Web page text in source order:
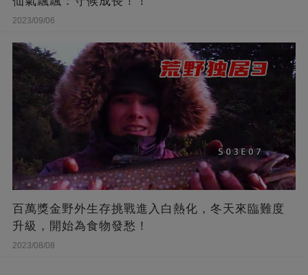
2023/09/06
百萬獎金野外生存挑戰進入白熱化，冬天來臨難度
升級，開始為食物發愁！
2023/08/08